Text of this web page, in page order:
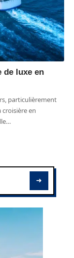
de luxe en
particulièrement
en
…